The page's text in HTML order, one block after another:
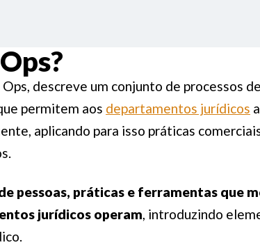
descreve um conjunto de processos
permitem aos departamentos jurídicos
aplicando para isso práticas
pessoas, práticas e ferramentas que
jurídicos operam, introduzindo